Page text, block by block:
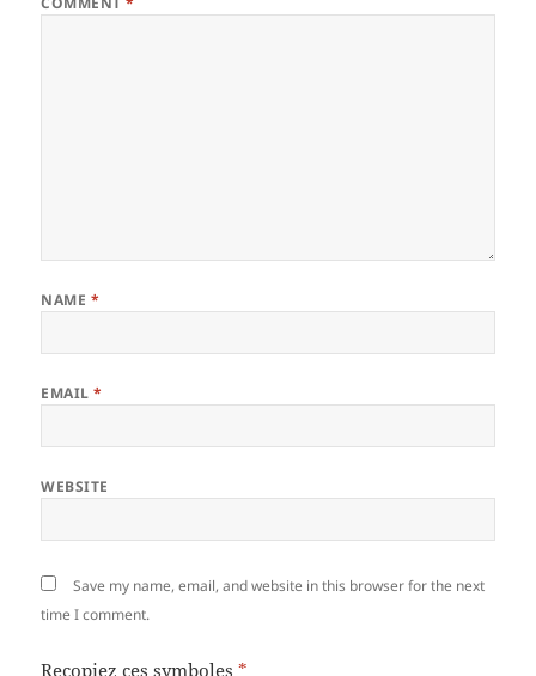
NAME *
EMAIL*
WEBSITE
Save my name, email, and website in this browser for the next
time I comment.
Recopiez ces symboles *